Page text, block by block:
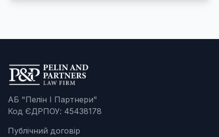
АБ "Пелін І Партнери"
Код ЄДРПОУ: 45438178
Публічний договір